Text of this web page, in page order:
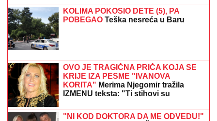
jahta - evo u kakvom izdanju je
pevačica slikala Alekseja (FOTO)